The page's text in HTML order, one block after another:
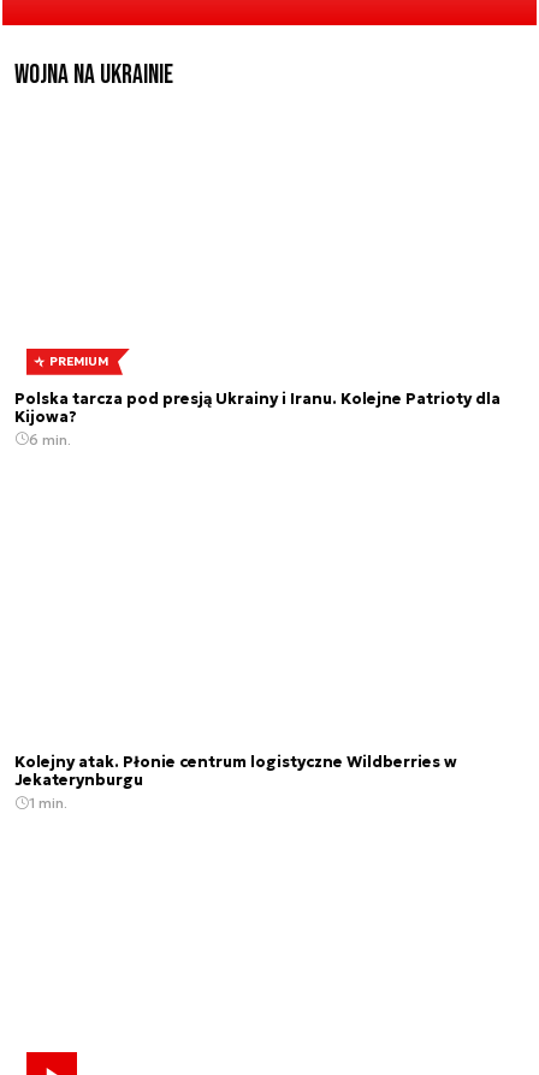
Wojna na Ukrainie
PREMIUM
Polska tarcza pod presją Ukrainy i Iranu. Kolejne Patrioty dla
Kijowa?
6 min.
Kolejny atak. Płonie centrum logistyczne Wildberries w
Jekaterynburgu
1 min.